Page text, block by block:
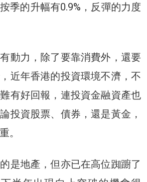
季的升幅有0.9%，反彈的力度
動力，除了要靠消費外，還要
近年香港的投資環境不濟，不
有好回報，連投資金融資產也
投資股票、債券，還是黃金，
。
是地產，但亦已在高位踟躕了